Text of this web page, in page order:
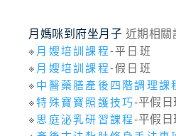
月媽咪到府坐月子 近期相關
※ 月嫂培訓課程-平日班
※ 月嫂培訓課程-假日班
※中醫藥膳產後四階調理課
※特殊寶寶照護技巧-平假日
※思庭泌乳研習課程-平假日